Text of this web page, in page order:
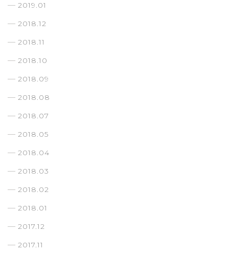
2019.01
2018.12
2018.11
2018.10
2018.09
2018.08
2018.07
2018.05
2018.04
2018.03
2018.02
2018.01
2017.12
2017.11